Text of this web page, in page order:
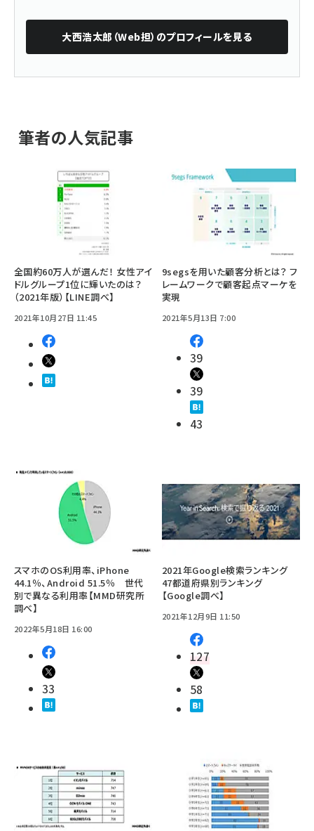
大西浩太郎（Web担） のプロフィールを見る
筆者の人気記事
全国約60万人が選んだ！ 女性アイ
ドルグループ1位に輝いたのは？
（2021年版）【LINE調べ】
2021年10月27日 11:45
9segsを用いた顧客分析とは？ フ
レームワークで顧客起点マーケを
実現
2021年5月13日 7:00
39
39
43
スマホのOS利用率、iPhone
44.1％、Android 51.5％ 世代
別で異なる利用率【MMD研究所
調べ】
2022年5月18日 16:00
33
2021年Google検索ランキング
47都道府県別ランキング
【Google調べ】
2021年12月9日 11:50
127
58